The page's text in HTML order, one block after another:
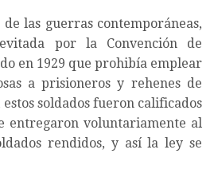
las guerras contemporáneas,
por la Convención de
en 1929 que prohibía emplear
a prisioneros y rehenes de
soldados fueron calificados
entregaron voluntariamente al
rendidos, y así la ley se